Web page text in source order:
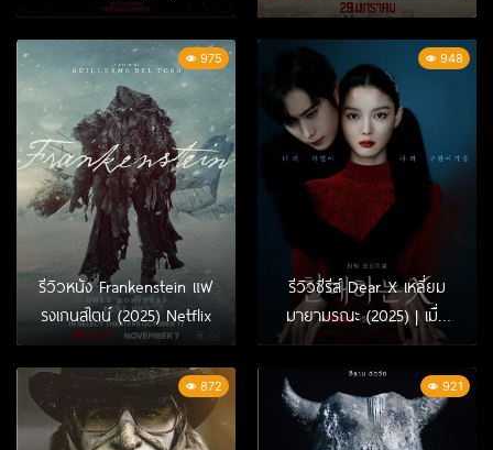
หลัง เชื้อเขมือบคน วิหารซาก
กะโหลก)
ร้างกลายเป็นสนามรบแห่ง
อำนาจและความหวัง
975
รีวิวหนัง Frankenstein แฟ
รงเกนสไตน์ (2025) Netflix
948
รีวิวซีรีส์ Dear X เหลี่ยม
มายามรณะ (2025) | เมื่อ
นางเอกหน้าหวาน คิม ยู-
จ็อง ต้องรับบทฆาตรกร
โรคจิต
872 921